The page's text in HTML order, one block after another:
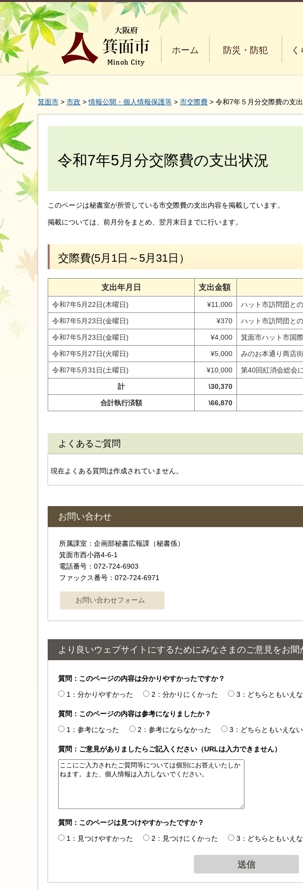
大阪府箕面市 Minoh City
ホーム 防災・防犯
箕面市 > 市政 >情報公開・個人情報保護等 > 市交際費 > 令和7年５月分交際費の支
令和7年5月分交際費の支出状況
このページは秘書室が所管している市交際費の支出内容を掲載しています。
掲載については、前月分をまとめ、翌月末日までに行います。
交際費(5月1日～5月31日）
支出年月日 支出金額
令和7年5月22日(木曜日) ¥11,000 ハット市訪問団と
令和7年5月23日(金曜日) ¥370 ハット市訪問団と
令和7年5月23日(金曜日) ¥4,000 箕面市ハット市国
令和7年5月27日(火曜日) ¥5,000 みのお本通り商店
令和7年5月31日(土曜日) ¥10,000 第40回紅消会総会
計 \30,370
合計執行済額 \66,870
よくあるご質問
現在よくある質問は作成されていません。
お問い合わせ
所属課室：企画部秘書広報課（秘書係）
箕面市西小路4‐6‐1
電話番号：072-724-6903
ファックス番号：072-724-6971
より良いウェブサイトにするためにみなさまのご意見をお聞
質問：このページの内容は分かりやすかったですか？
1：分かりやすかった
2：分かりにくかった 3：どちらともいえ
質問：このページの内容は参考になりましたか？
1：参考になった
2：参考にならなかった 3：どちらともいえない
質問：ご意見がありましたらご記入ください（URLは入力できません）
質問：このページは見つけやすかったですか？
1：見つけやすかった
2：見つけにくかった 3：どちらともいえ